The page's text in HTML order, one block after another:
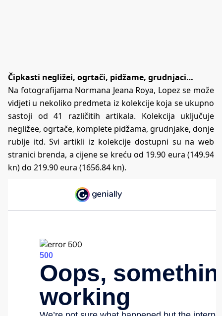
Čipkasti negližei, ogrtači, pidžame, grudnjaci…
Na fotografijama Normana Jeana Roya, Lopez se može
vidjeti u nekoliko predmeta iz kolekcije koja se ukupno
sastoji od 41 različitih artikala. Kolekcija uključuje
negližee, ogrtače, komplete pidžama, grudnjake, donje
rublje itd. Svi artikli iz kolekcije dostupni su na web
stranici brenda, a cijene se kreću od 19.90 eura (149.94
kn) do 219.90 eura (1656.84 kn).